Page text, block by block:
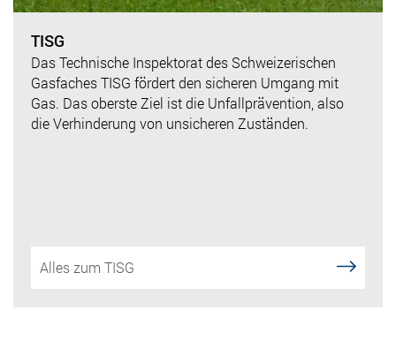
TISG
Das Technische Inspektorat des Schweizerischen
Gasfaches TISG fördert den sicheren Umgang mit
Gas. Das oberste Ziel ist die Unfallprävention, also
die Verhinderung von unsicheren Zuständen.
Alles zum TISG